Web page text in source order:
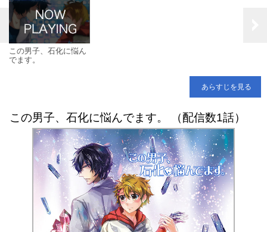
この男子、石化に悩ん
でます。
あらすじを見る
この男子、石化に悩んでます。 （配信数1話）